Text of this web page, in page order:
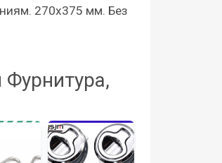
270x375 мм. Без
Фурнитура,